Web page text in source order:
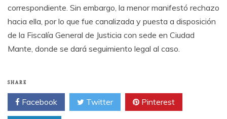
correspondiente. Sin embargo, la menor manifestó rechazo
hacia ella, por lo que fue canalizada y puesta a disposición
de la Fiscalía General de Justicia con sede en Ciudad
Mante, donde se dará seguimiento legal al caso.
SHARE
Facebook Twitter Pinterest